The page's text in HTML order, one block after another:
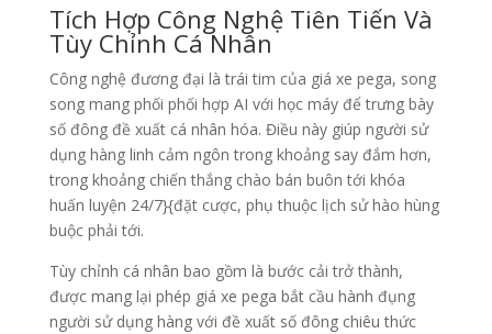
Tích Hợp Công Nghệ Tiên Tiến Và
Tùy Chỉnh Cá Nhân
Công nghệ đương đại là trái tim của giá xe pega, song
song mang phối phối hợp AI với học máy để trưng bày
số đông đề xuất cá nhân hóa. Điều này giúp người sử
dụng hàng linh cảm ngôn trong khoảng say đắm hơn,
trong khoảng chiến thắng chào bán buôn tới khóa
huấn luyện 24/7}{đặt cược, phụ thuộc lịch sử hào hùng
buộc phải tới.
Tùy chỉnh cá nhân bao gồm là bước cải trở thành,
được mang lại phép giá xe pega bắt cầu hành đụng
người sử dụng hàng với đề xuất số đông chiêu thức